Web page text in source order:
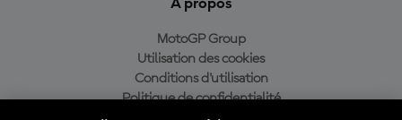
À propos
MotoGP Group
Utilisation des cookies
Conditions d'utilisation
Politique de confidentialité